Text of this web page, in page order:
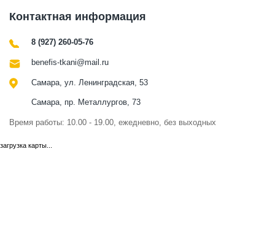
Контактная информация
8 (927) 260-05-76
benefis-tkani@mail.ru
Самара, ул. Ленинградская, 53
Самара, пр. Металлургов, 73
Время работы: 10.00 - 19.00, ежедневно, без выходных
загрузка карты...